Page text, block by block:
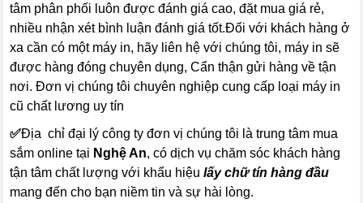
tâm phân phối luôn được đánh giá cao, đặt mua giá rẻ,
nhiều nhận xét bình luận đánh giá tốt.Đối với khách hàng ở
xa cần có một máy in, hãy liên hệ với chúng tôi, máy in sẽ
được hàng đóng chuyên dụng, Cẩn thận gửi hàng về tận
nơi. Đơn vị chúng tôi chuyên nghiệp cung cấp loại máy in
cũ chất lương uy tín
✅Địa chỉ đại lý công ty đơn vị chúng tôi là trung tâm mua
sắm online tại Nghệ An, có dịch vụ chăm sóc khách hàng
tận tâm chất lượng với khẩu hiệulấy chữ tín hàng đầu
mang đến cho bạn niềm tin và sự hài lòng.